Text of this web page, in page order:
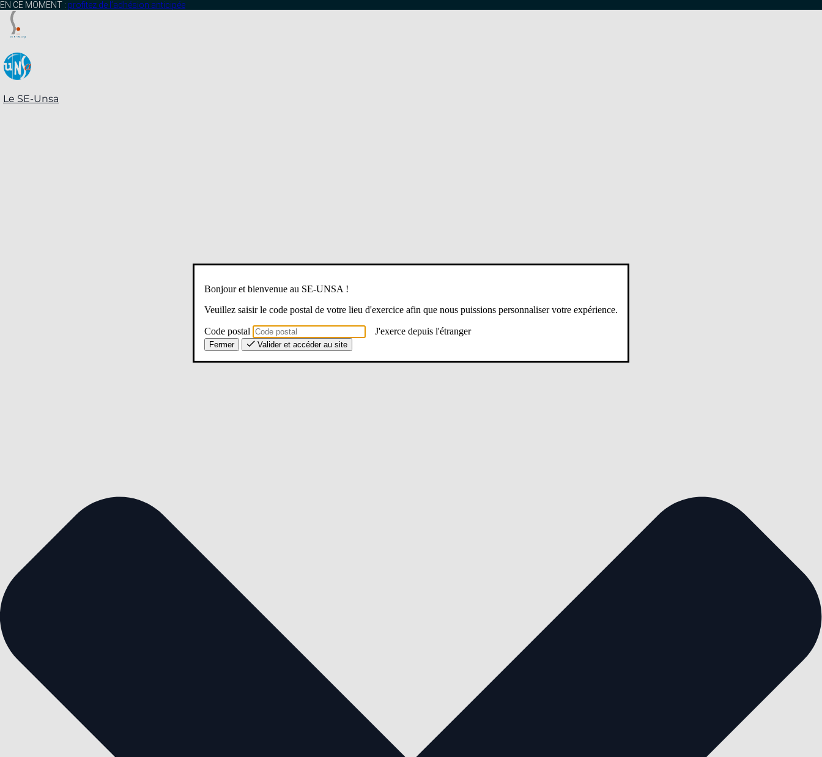
principal
EN CE MOMENT : profitez de l’adhésion anticipée
Le SE-Unsa
Bonjour et bienvenue au SE-UNSA !
Veuillez saisir le code postal de votre lieu d'exercice afin que nous puissions personnaliser votre expérience.
Code postal J'exerce depuis l'étranger
Fermer Valider et accéder au site